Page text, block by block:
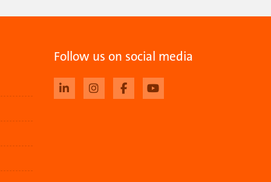
Follow us on social media